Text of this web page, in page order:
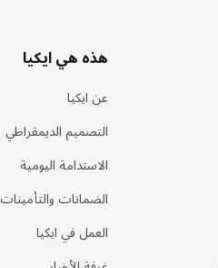
هذه هي ايكيا
عن ايكيا
التصميم الديمقراطي
الاستدامة اليومية
الضمانات والتأمينات
العمل في ايكيا